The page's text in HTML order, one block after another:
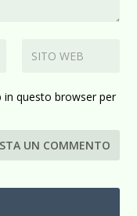
in questo browser per